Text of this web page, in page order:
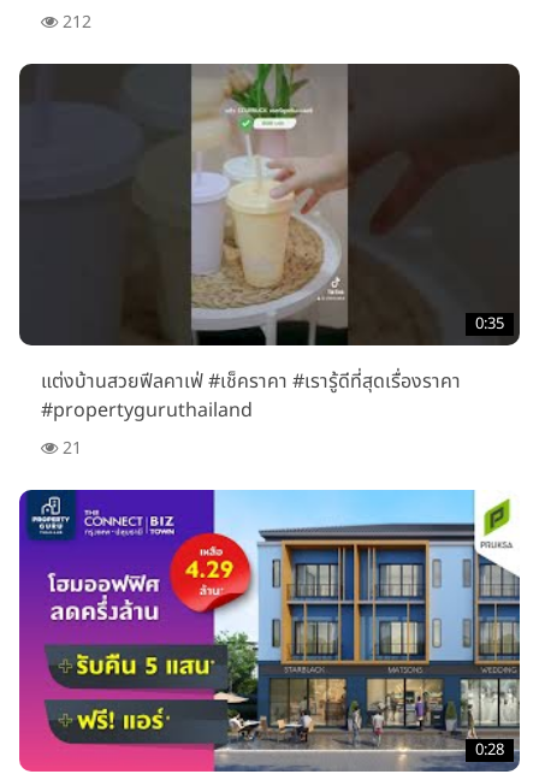
212
0:35
แต่งบ้านสวยฟีลคาเฟ่ #เช็คราคา #เรารู้ดีที่สุดเรื่องราคา
#propertyguruthailand
21
0:28